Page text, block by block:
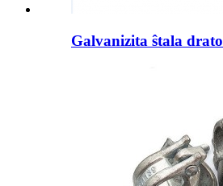
Galvanizita ŝtala drato